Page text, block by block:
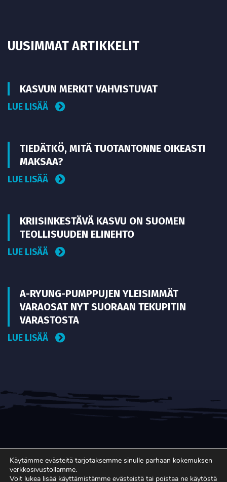
UUSIMMAT ARTIKKELIT
KASVUN MERKIT VAHVISTUVAT
LUE LISÄÄ
TIEDÄTKÖ, MITÄ TUOTANTONNE OIKEASTI
MAKSAA?
LUE LISÄÄ
KRIISINKESTÄVÄ KASVU ON SUOMEN
TEOLLISUUDEN ELINEHTO
LUE LISÄÄ
A-RYUNG-PUMPPUJEN YLEISIMMÄT
VARAOSAT NYT SUORAAN TEKUPITIN
VARASTOSTA
LUE LISÄÄ
Käytämme evästeitä tarjotaksemme sinulle parhaan kokemuksen
verkkosivustollamme.
Voit lukea lisää käyttämistämme evästeistä tai poistaa ne käytöstä